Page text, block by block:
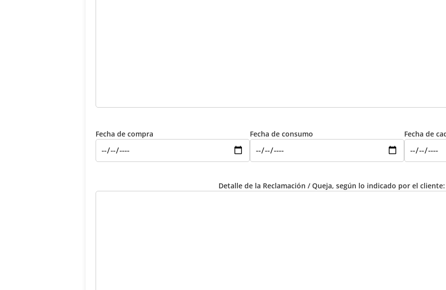
Fecha de compra Fecha de consumo Fecha de
Detalle de la Reclamación / Queja, según lo indicado por el cliente: